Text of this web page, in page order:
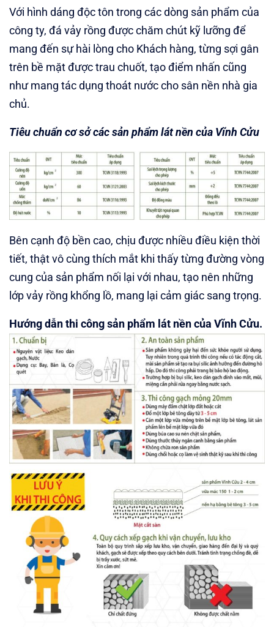
Với hình dáng độc tôn trong các dòng sản phẩm của
công ty, đá vảy rồng được chăm chút kỹ lưỡng để
mang đến sự hài lòng cho Khách hàng, từng sợi gân
trên bề mặt được trau chuốt, tạo điểm nhấn cũng
như mang tác dụng thoát nước cho sân nền nhà gia
chủ.
Tiêu chuẩn cơ sở các sản phẩm lát nền của Vĩnh Cửu
Bên cạnh độ bền cao, chịu được nhiều điều kiện thời
tiết, thật vô cùng thích mắt khi thấy từng đường vòng
cung của sản phẩm nối lại với nhau, tạo nên những
lớp vảy rồng khổng lồ, mang lại cảm giác sang trọng.
Hướng dẫn thi công sản phẩm lát nền của Vĩnh Cửu.